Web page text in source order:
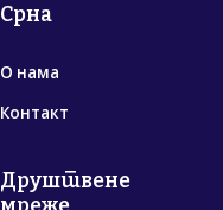
Срна
О нама
Контакт
Друштвене